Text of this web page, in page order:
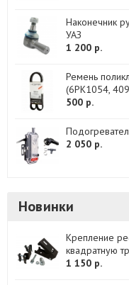
Наконечник
УАЗ
1 200 р.
Ремень
(6PK1054,
500 р.
2 050 р.
Новинки
Крепление
квадратную
1 150 р.